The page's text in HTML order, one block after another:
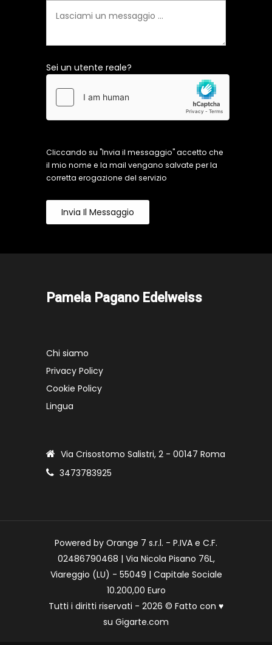
Sei un utente reale?
Cliccando su "Invia il messaggio" accetto che
il mio nome e la mail vengano salvate per la
corretta erogazione del servizio
Invia Il Messaggio
Pamela Pagano Edelweiss
Chi siamo
Privacy Policy
Cookie Policy
Lingua
Via Crisostomo Salistri, 2 - 00147 Roma
3473783925
Powered by Orange 7 s.r.l. - P.IVA e C.F.
02486790468 | Via Nicola Pisano 76L,
Viareggio (LU) - 55049 | Capitale Sociale
10.200,00 Euro
Tutti i diritti riservati - 2026 © Fatto con ♥
su Gigarte.com